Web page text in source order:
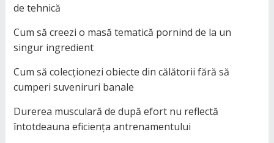
de tehnică
Cum să creezi o masă tematică pornind de la un
singur ingredient
Cum să colecționezi obiecte din călătorii fără să
cumperi suveniruri banale
Durerea musculară de după efort nu reflectă
întotdeauna eficiența antrenamentului